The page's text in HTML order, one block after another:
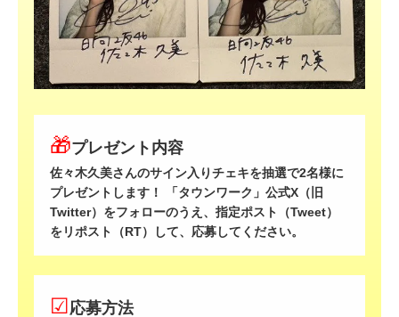
🎁プレゼント内容
佐々木久美さんのサイン入りチェキを抽選で2名様に
プレゼントします！ 「タウンワーク」公式X（旧
Twitter）をフォローのうえ、指定ポスト（Tweet）
をリポスト（RT）して、応募してください。
☑応募方法